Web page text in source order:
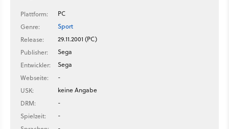
Plattform:
PC
Genre:
Sport
Release:
29.11.2001 (PC)
Publisher:
Sega
Entwickler:
Sega
Webseite:
-
USK:
keine Angabe
DRM:
-
Spielzeit:
-